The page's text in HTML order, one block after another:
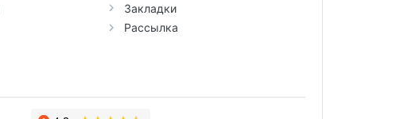
Закладки
Рассылка